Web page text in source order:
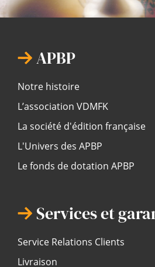
APBP
Notre histoire
L’association VDMFK
La société d'édition française
L'Univers des APBP
Le fonds de dotation APBP
Services et
Service Relations Clients
Livraison